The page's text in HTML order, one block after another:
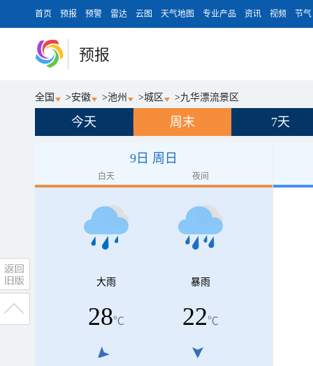
首页 预报 预警 雷达 云图 天气地图 专业产品 资讯 视频 节气
预报
全国 >安徽 >池州 >城区 >九华漂流景区
今天 周末 7天
9日 周日
白天 夜间
大雨
28℃
暴雨
22℃